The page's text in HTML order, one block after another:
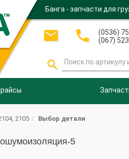
Банга - запчасти для
 
(0536)
(067)

2105 Выбор детали
5